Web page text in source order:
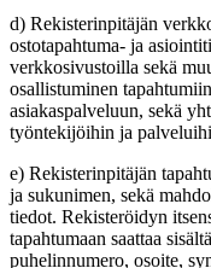
d) Rekisterinpitäjän
ostotapahtuma- ja
verkkosivustoilla sekä
osallistuminen
asiakaspalveluun, sekä
työntekijöihin ja
e) Rekisterinpitäjän
ja sukunimen, sekä
tiedot. Rekisteröidyn
tapahtumaan saattaa
puhelinnumero, osoite,